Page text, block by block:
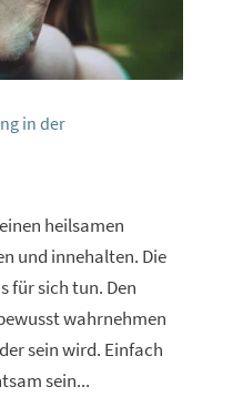
in der
heilsamen
und innehalten. Die
für sich tun. Den
wahrnehmen
sein wird. Einfach
sein...